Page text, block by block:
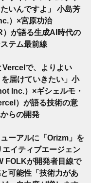
たいんですよ」 小島芳
）×宮原功治
）が語る生成AI時代の
テム最前線
Vercelで、よりよい
届けていきたい」小
Inc.）×ギシェルモ・
）が語る技術の意
らの開発
ーアルに「Orizm」を
エイティブエージェン
FOLKが開発者目線で
可能性「技術力があ